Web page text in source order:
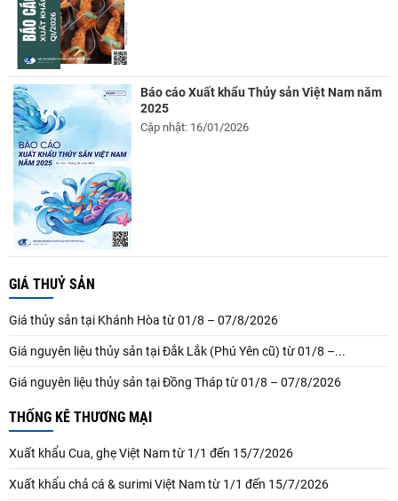
Báo cáo Xuất khẩu Thủy sản Việt Nam năm
2025
Cập nhật: 16/01/2026
GIÁ THUỶ SẢN
Giá thủy sản tại Khánh Hòa từ 01/8 – 07/8/2026
Giá nguyên liệu thủy sản tại Đắk Lắk (Phú Yên cũ) từ 01/8 –...
Giá nguyên liệu thủy sản tại Đồng Tháp từ 01/8 – 07/8/2026
THỐNG KÊ THƯƠNG MẠI
Xuất khẩu Cua, ghẹ Việt Nam từ 1/1 đến 15/7/2026
Xuất khẩu chả cá & surimi Việt Nam từ 1/1 đến 15/7/2026